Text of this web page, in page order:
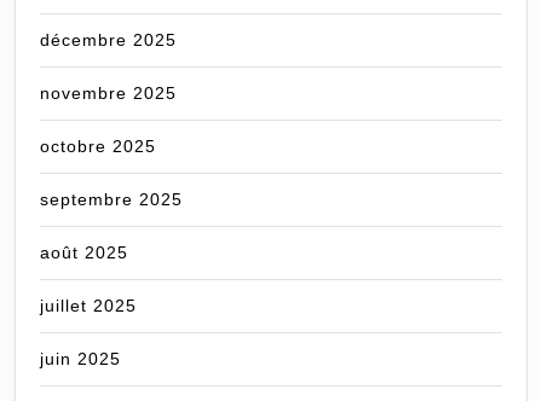
décembre 2025
novembre 2025
octobre 2025
septembre 2025
août 2025
juillet 2025
juin 2025